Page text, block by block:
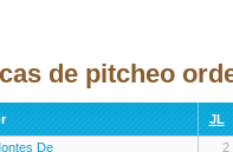
de pitcheo
JL
De 2